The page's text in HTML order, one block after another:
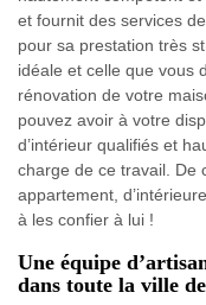
et fournit des services
pour sa prestation très
idéale et celle que vous
rénovation de votre
pouvez avoir à votre
d’intérieur qualifiés et
charge de ce travail. De
appartement,
à les confier à lui !
Une équipe
dans toute la ville